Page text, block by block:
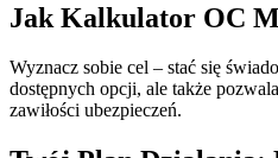
Jak Kalkulator OC
Wyznacz sobie cel – stać się
dostępnych opcji, ale także
zawiłości ubezpieczeń.